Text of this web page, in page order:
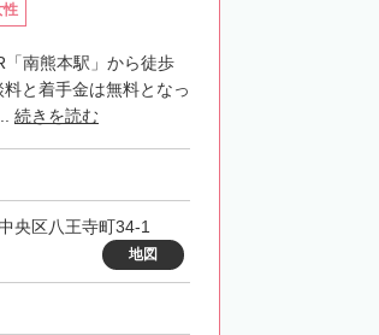
性
南熊本駅」から徒歩
と着手金は無料となっ
続きを読む
央区八王寺町34-1
地図